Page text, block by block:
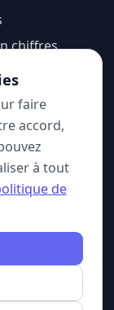
chiffres
defaire
accord,
à tout
de